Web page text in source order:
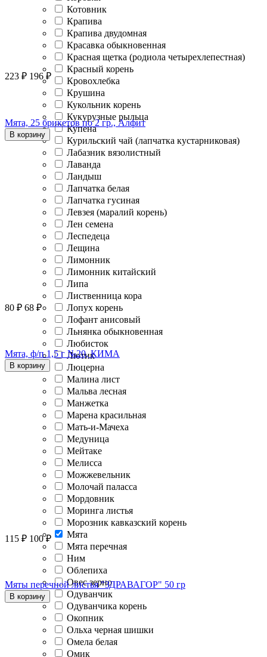
Котовник
Крапива
Крапива двудомная
Красавка обыкновенная
Красная щетка (родиола четырехлепестная)
Красный корень
Кровохлебка
Крушина
Кукольник корень
Кукурузные рыльца
Купена
Курильский чай (лапчатка кустарниковая)
Лабазник вязолистный
Лаванда
Ландыш
Лапчатка белая
Лапчатка гусиная
Левзея (маралий корень)
Лен семена
Леспедеца
Лещина
Лимонник
Лимонник китайский
Липа
Лиственница кора
Лопух корень
Лофант анисовый
Льнянка обыкновенная
Любисток
Лютик
Люцерна
Малина лист
Мальва лесная
Манжетка
Марена красильная
Мать-и-Мачеха
Медуница
Мейтаке
Мелисса
Можжевельник
Молочай паласса
Мордовник
Моринга листья
Морозник кавказский корень
Мята
Мята перечная
Ним
Облепиха
Овес зерно
Одуванчик
Одуванчика корень
Окопник
Ольха черная шишки
Омела белая
Омик
223 ₽ 196 ₽
Мята, 25 брикетов по 2 гр., Алфит
В корзину
80 ₽ 68 ₽
Мята, ф/п 1,5 г №20, КИМА
В корзину
115 ₽ 100 ₽
Мяты перечной листья "ЗДРАВАГОР" 50 гр
В корзину